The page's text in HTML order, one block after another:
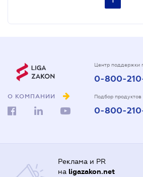
О КОМПАНИИ
Центр поддержки
0-800-
Подбор
0-800-
Реклама и PR
на ligazakon.net